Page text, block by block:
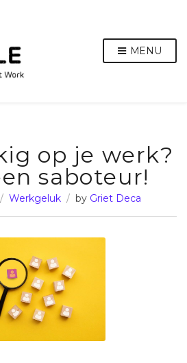
MENU
op je werk?
saboteur!
Werkgeluk by Griet Deca